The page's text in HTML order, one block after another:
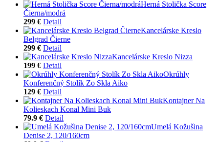
Herná Stolička Score
Čierna/modrá
299 € Detail
Kancelárske Kreslo
Belgrad Čierne
299 € Detail
Kancelárske Kreslo Nizza
199 € Detail
Okrúhly
Konferenčný Stolík Zo Skla Aiko
129 € Detail
Kontajner Na
Kolieskach Konal Mini Buk
79.9 € Detail
Umelá Kožušina
Denise 2, 120/160cm